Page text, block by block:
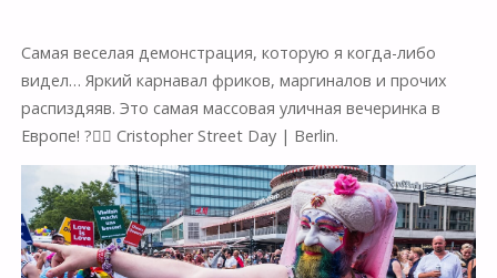
Самая веселая демонстрация, которую я когда-либо
видел… Яркий карнавал фриков, маргиналов и прочих
распиздяяв. Это самая массовая уличная вечеринка в
Европе! ?🏳️‍🌈 Cristopher Street Day | Berlin.